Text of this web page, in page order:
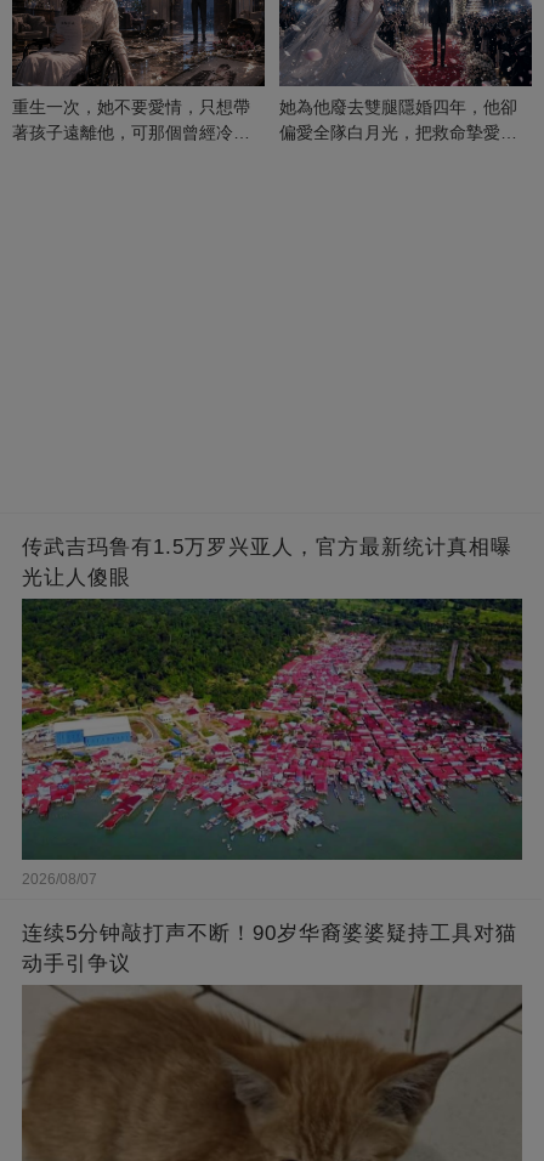
重生一次，她不要愛情，只想帶
著孩子遠離他，可那個曾經冷漠
她為他廢去雙腿隱婚四年，他卻
偏愛全隊白月光，把救命摯愛當
传武吉玛鲁有1.5万罗兴亚人，官方最新统计真相曝
光让人傻眼
2026/08/07
连续5分钟敲打声不断！90岁华裔婆婆疑持工具对猫
动手引争议